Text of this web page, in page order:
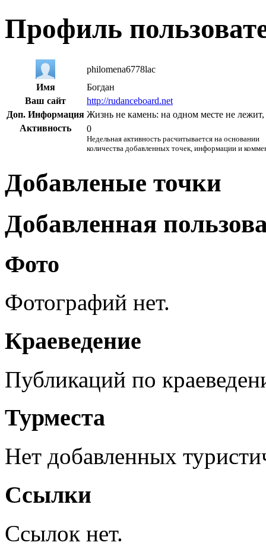
Профиль
philomena6778lac
Имя
Богдан
Ваш сайт
http://rudanceboard.net
Доп. Информация Жизнь не камень: на одном месте не лежит,
Активность
0
Недельная активность расчитывается на основании
количества добавленных точек, информации и
Добавленые точки
Добавленная
Фото
Фотографий нет.
Краеведение
Публикаций по
Турместа
Нет добавленных
Ссылки
Ссылок нет.